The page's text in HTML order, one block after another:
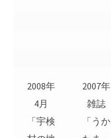
2008年
4月
「宇検
2007年
雑誌
「うか